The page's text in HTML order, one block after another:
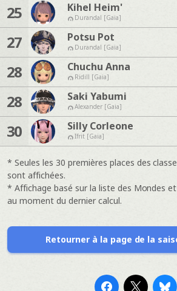
25 Kihel Heim'
Durandal [Gaia]
27 Potsu Pot
Durandal [Gaia]
28 Chuchu Anna
Ridill [Gaia]
28 Saki Yabumi
Alexander [Gaia]
30 Silly Corleone
Ifrit [Gaia]
* Seules les 30 premières places des
sont affichées.
* Affichage basé sur la liste des Mondes
au moment du dernier calcul.
Retourner à la page de la